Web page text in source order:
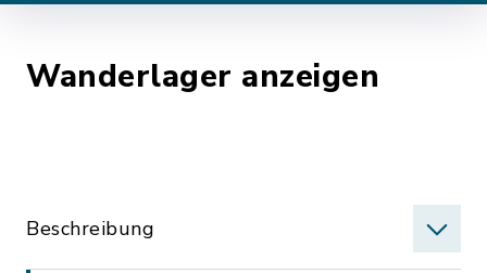
Wanderlager anzeigen
Beschreibung